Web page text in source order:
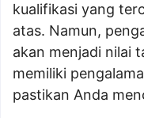
kualifikasi yang
atas. Namun,
akan menjadi nilai
memiliki
pastikan Anda